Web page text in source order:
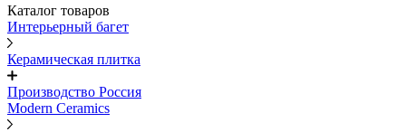
Каталог товаров
Интерьерный багет
Керамическая плитка
Производство Россия
Modern Ceramics